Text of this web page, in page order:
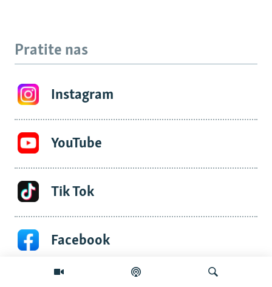
Pratite nas
Instagram
YouTube
Tik Tok
Facebook